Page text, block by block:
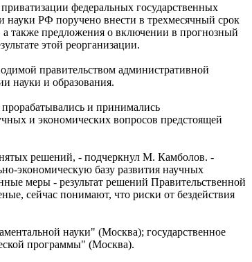
федеральных государственных
науки РФ поручено внести в трехмесячный срок
также предложения о включении в прогнозный
этой реорганизации.
правительством административной
науки и образования.
и принимались
и экономических вопросов предстоящей
решений, - подчеркнул М. Камболов. -
экономическую базу развития научных
меры - результат решений Правительственной
сейчас понимают, что риски от бездействия
науки" (Москва); государственное
программы" (Москва).